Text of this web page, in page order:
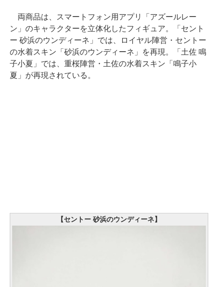
両商品は、スマートフォン用アプリ「アズールレー
ン」のキャラクターを立体化したフィギュア。「セント
ー 砂浜のウンディーネ」では、ロイヤル陣営・セントー
の水着スキン「砂浜のウンディーネ」を再現。「土佐 鳴
子小夏」では、重桜陣営・土佐の水着スキン「鳴子小
夏」が再現されている。
【セントー 砂浜のウンディーネ】